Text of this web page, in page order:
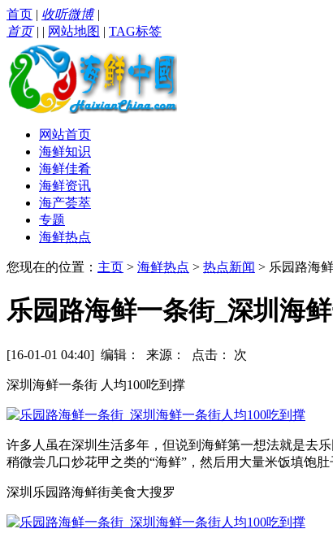
首页 | 收听微博|
首页| | 网站地图 | TAG标签
网站首页
海鲜知识
海鲜佳肴
海鲜资讯
海产荟萃
专题
海鲜热点
您现在的位置： 主页 > 海鲜热点 > 热点新闻 > 乐园路海
乐园路海鲜一条街_深圳海
[16-01-01 04:40] 编辑： 来源： 点击： 次
深圳海鲜一条街 人均100吃到撑
许多人虽在深圳生活多年，但说到海鲜第一想法就是去
稍微尝几口炒花甲之类的“海鲜”，然后用大量米饭填饱
深圳乐园路海鲜街美食大搜罗